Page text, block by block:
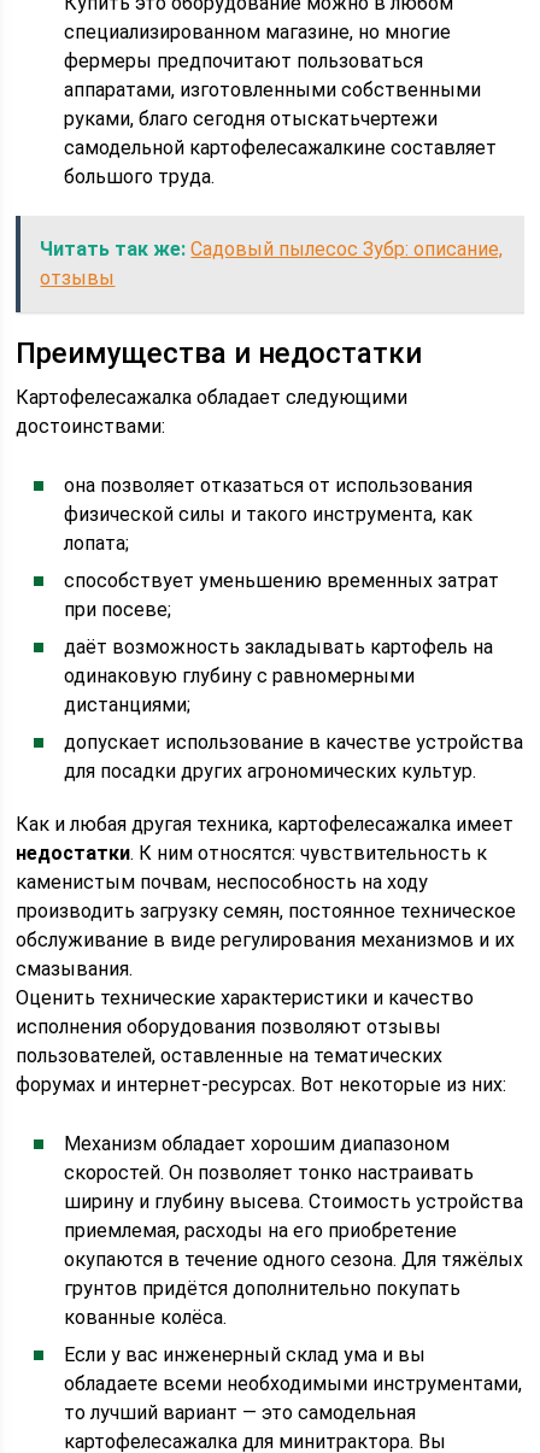
специализированном магазине, но многие
фермеры предпочитают пользоваться
аппаратами, изготовленными собственными
руками, благо сегодня отыскатьчертежи
самодельной картофелесажалкине составляет
большого труда.
Читать так же: Садовый пылесос Зубр: описание,
отзывы
Преимущества и недостатки
Картофелесажалка обладает следующими
достоинствами:
она позволяет отказаться от использования
физической силы и такого инструмента, как
лопата;
способствует уменьшению временных затрат
при посеве;
даёт возможность закладывать картофель на
одинаковую глубину с равномерными
дистанциями;
допускает использование в качестве устройства
для посадки других агрономических культур.
Как и любая другая техника, картофелесажалка имеет
недостатки. К ним относятся: чувствительность к
каменистым почвам, неспособность на ходу
производить загрузку семян, постоянное техническое
обслуживание в виде регулирования механизмов и их
смазывания.
Оценить технические характеристики и качество
исполнения оборудования позволяют отзывы
пользователей, оставленные на тематических
форумах и интернет-ресурсах. Вот некоторые из них:
Механизм обладает хорошим диапазоном
скоростей. Он позволяет тонко настраивать
ширину и глубину высева. Стоимость устройства
приемлемая, расходы на его приобретение
окупаются в течение одного сезона. Для тяжёлых
грунтов придётся дополнительно покупать
кованные колёса.
Если у вас инженерный склад ума и вы
обладаете всеми необходимыми инструментами,
то лучший вариант — это самодельная
картофелесажалка для минитрактора. Вы